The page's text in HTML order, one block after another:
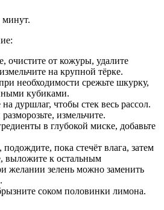
минут.
очистите от кожуры, удалите
на крупной тёрке.
необходимости срежьте шкурку,
кубиками.
дуршлаг, чтобы стек весь рассол.
измельчите.
в глубокой миске, добавьте
пока стечёт влага, затем
выложите к остальным
желании зелень можно заменить
соком половинки лимона.